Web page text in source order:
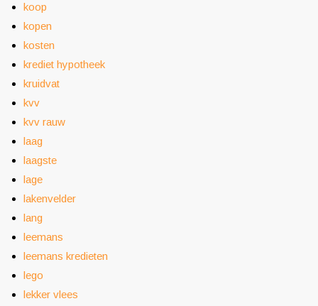
koop
kopen
kosten
krediet hypotheek
kruidvat
kvv
kvv rauw
laag
laagste
lage
lakenvelder
lang
leemans
leemans kredieten
lego
lekker vlees